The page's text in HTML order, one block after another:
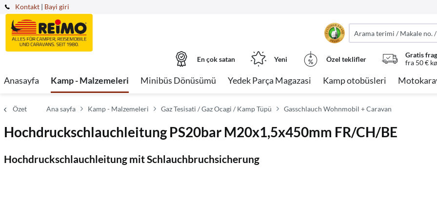
Kontakt | Bayi giri
En çok satan Yeni Özel teklifler
Gratis
fra 50 €
Anasayfa Kamp - Malzemeleri Minibüs Dönüsümü Yedek Parça Magazasi Kamp otobüsleri
Özet Ana sayfa Kamp - Malzemeleri Gaz Tesisati / Gaz Ocagi / Kamp Tüpü Gasschlauch Wohnmobil + Caravan
Hochdruckschlauchleitung PS20bar M20x1,5x450mm FR/CH/BE
Hochdruckschlauchleitung mit Schlauchbruchsicherung